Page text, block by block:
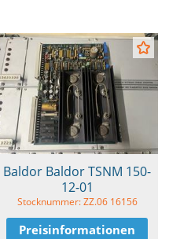
Baldor Baldor TSNM 150-
12-01
Stocknummer: ZZ.06 16156
Preisinformationen